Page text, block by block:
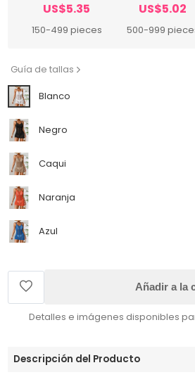
US$5.35
150-499 pieces
US$5.02
500-999
Guía de tallas
Blanco
Negro
Caqui
Naranja
Azul
Añadir a la
Detalles e imágenes disponibles
Descripción del Producto